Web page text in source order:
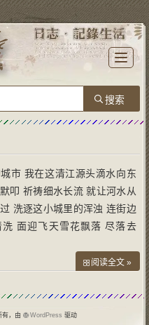
T
o
l
e
n
i
n
市 我在这清江源头滴水向东
叩 祈祷细水长流 就让河水从
洗逐这小城里的浑浊 连街边
洗 面迎飞天雪花飘落 尽落去
我一米冬日里的阳光阅读全文 »
有，由 WordPress 驱动